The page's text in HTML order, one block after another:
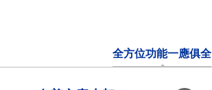
全方位功能一應俱全